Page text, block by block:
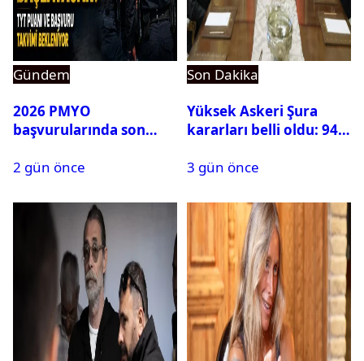
Gündem
2026 PMYO
başvurularında son
2 gün önce
Son Dakika
Yüksek Askeri Şura
kararları belli oldu: 94
3 gün önce